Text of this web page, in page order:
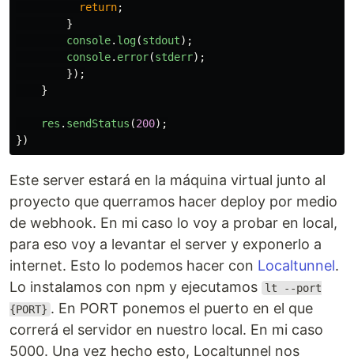
return;
}
console. log(stdout);
console. error(stderr);
});
}
res . sendStatus (200);
})
Este server estará en la máquina virtual junto al
proyecto que querramos hacer deploy por medio
de webhook. En mi caso lo voy a probar en local,
para eso voy a levantar el server y exponerlo a
internet. Esto lo podemos hacer con Localtunnel.
Lo instalamos con npm y ejecutamos
lt --port
{PORT} . En PORT ponemos el puerto en el que
correrá el servidor en nuestro local. En mi caso
5000. Una vez hecho esto, Localtunnel nos